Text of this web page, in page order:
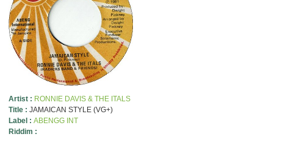
Artist : RONNIE DAVIS & THE ITALS
Title : JAMAICAN STYLE (VG+)
Label : ABENGG INT
Riddim :